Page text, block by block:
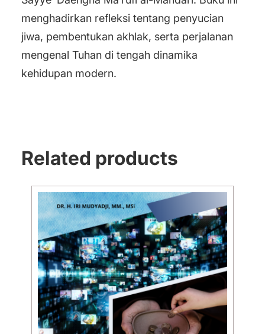
menghadirkan refleksi tentang penyucian
jiwa, pembentukan akhlak, serta perjalanan
mengenal Tuhan di tengah dinamika
kehidupan modern.
Related products